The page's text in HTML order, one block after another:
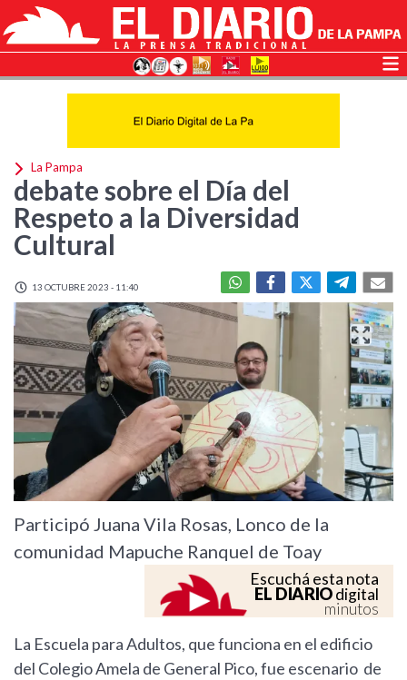
La Pampa
debate sobre el Día del
Respeto a la Diversidad
Cultural
13 OCTUBRE 2023 - 11:40
Participó Juana Vila Rosas, Lonco de la
comunidad Mapuche Ranquel de Toay
Escuchá esta nota
EL DIARIOdigital
minutos
La Escuela para Adultos, que funciona en el edificio
del Colegio Amela de General Pico, fue escenario de